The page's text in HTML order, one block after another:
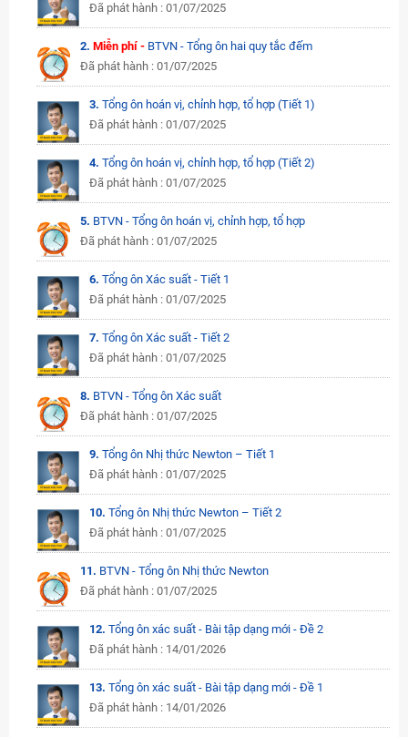
Đã phát hành : 01/07/2025
2.Miễn phí - BTVN - Tổng ôn hai quy tắc đếm
Đã phát hành : 01/07/2025
3. Tổng ôn hoán vị, chỉnh hợp, tổ hợp (Tiết 1)
Đã phát hành : 01/07/2025
4. Tổng ôn hoán vị, chỉnh hợp, tổ hợp (Tiết 2)
Đã phát hành : 01/07/2025
5. BTVN - Tổng ôn hoán vị, chỉnh hợp, tổ hợp
Đã phát hành : 01/07/2025
6. Tổng ôn Xác suất - Tiết 1
Đã phát hành : 01/07/2025
7. Tổng ôn Xác suất - Tiết 2
Đã phát hành : 01/07/2025
8. BTVN - Tổng ôn Xác suất
Đã phát hành : 01/07/2025
9. Tổng ôn Nhị thức Newton – Tiết 1
Đã phát hành : 01/07/2025
10. Tổng ôn Nhị thức Newton – Tiết 2
Đã phát hành : 01/07/2025
11. BTVN - Tổng ôn Nhị thức Newton
Đã phát hành : 01/07/2025
12. Tổng ôn xác suất - Bài tập dạng mới - Đề 2
Đã phát hành : 14/01/2026
13. Tổng ôn xác suất - Bài tập dạng mới - Đề 1
Đã phát hành : 14/01/2026